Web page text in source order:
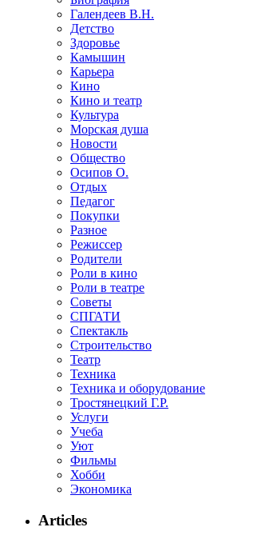
Галендеев В.Н.
Детство
Здоровье
Камышин
Карьера
Кино
Кино и театр
Культура
Морская душа
Новости
Общество
Осипов О.
Отдых
Педагог
Покупки
Разное
Режиссер
Родители
Роли в кино
Роли в театре
Советы
СПГАТИ
Спектакль
Строительство
Театр
Техника
Техника и оборудование
Тростянецкий Г.Р.
Услуги
Учеба
Уют
Фильмы
Хобби
Экономика
Articles